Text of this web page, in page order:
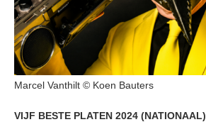
Marcel Vanthilt © Koen Bauters
VIJF BESTE PLATEN 2024 (NATIONAAL)